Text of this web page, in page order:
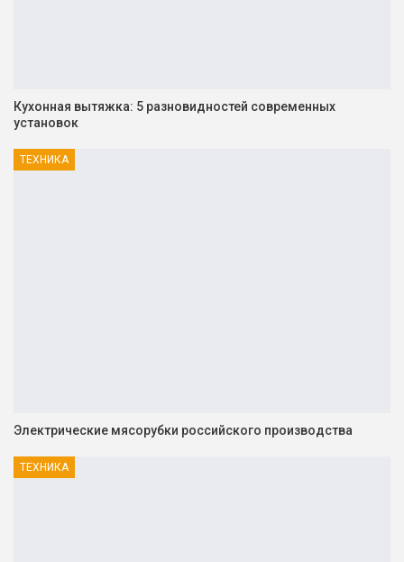
Кухонная вытяжка: 5 разновидностей современных
установок
ТЕХНИКА
Электрические мясорубки российского производства
ТЕХНИКА